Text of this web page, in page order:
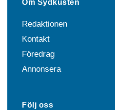
Om Sydkusten
Redaktionen
Kontakt
Föredrag
Annonsera
Följ oss